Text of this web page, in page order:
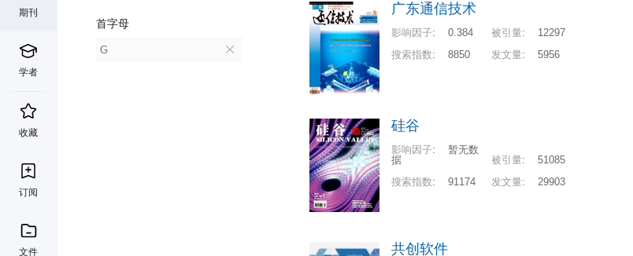
期刊
学者
收藏
订阅
文件
首字母
G
广东通信技术
影响因子: 0.384 被引量:
12297
搜索指数: 8850 发文量: 5956
硅谷
影响因子:
暂无数
据
被引量:
51085
搜索指数: 91174 发文量: 29903
共创软件